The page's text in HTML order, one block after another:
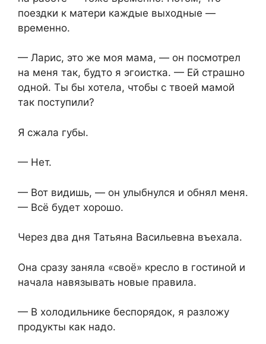
поездки к матери каждые выходные —
временно.
— Ларис, это же моя мама, — он посмотрел
на меня так, будто я эгоистка. — Ей страшно
одной. Ты бы хотела, чтобы с твоей мамой
так поступили?
Я сжала губы.
— Нет.
— Вот видишь, — он улыбнулся и обнял меня.
— Всё будет хорошо.
Через два дня Татьяна Васильевна въехала.
Она сразу заняла «своё» кресло в гостиной и
начала навязывать новые правила.
— В холодильнике беспорядок, я разложу
продукты как надо.